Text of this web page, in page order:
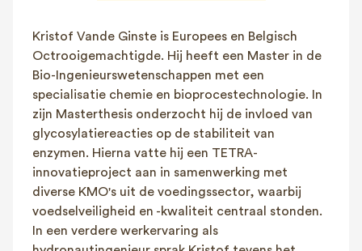
Contact
NL
EN
Client login
Kristof Vande Ginste is Europees en Belgisch
Octrooigemachtigde. Hij heeft een Master in de
Bio-Ingenieurswetenschappen met een
specialisatie chemie en bioprocestechnologie. In
zijn Masterthesis onderzocht hij de invloed van
glycosylatiereacties op de stabiliteit van
enzymen. Hierna vatte hij een TETRA-
innovatieproject aan in samenwerking met
diverse KMO's uit de voedingssector, waarbij
voedselveiligheid en -kwaliteit centraal stonden.
In een verdere werkervaring als